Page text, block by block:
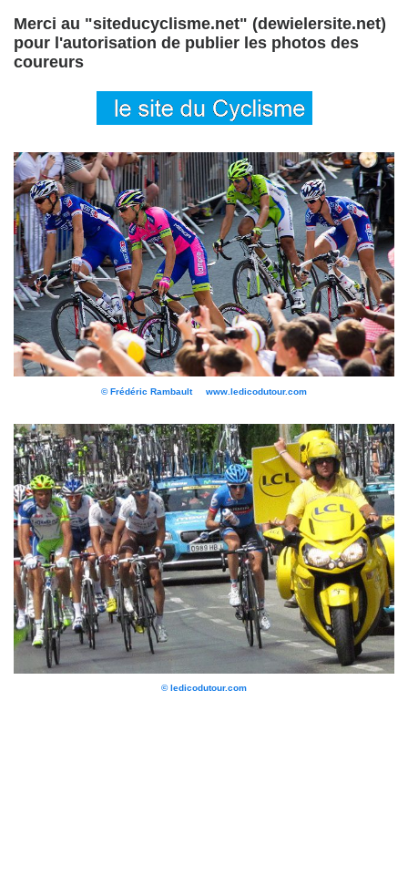
Merci au "siteducyclisme.net" (dewielersite.net)
pour l'autorisation de publier les photos des
coureurs
© Frédéric Rambault www.ledicodutour.com
© ledicodutour.com